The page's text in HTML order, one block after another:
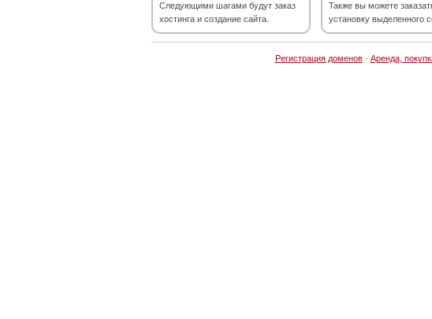
Следующими шагами будут заказ
хостинга и создание сайта.
Также вы можете
установку выделенного
Регистрация доменов· Аренда,